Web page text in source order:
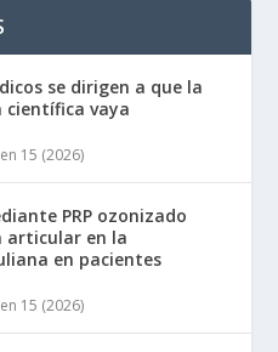
se dirigen a que la
vaya
15 (2026)
PRP ozonizado
articular en la
en pacientes
15 (2026)